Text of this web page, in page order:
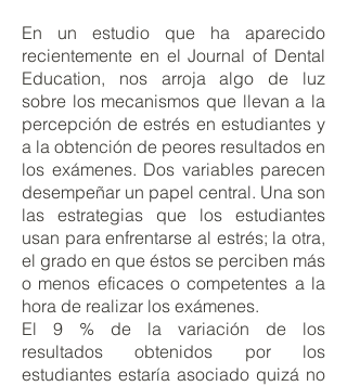
En un estudio que ha aparecido
recientemente en el Journal of Dental
Education, nos arroja algo de luz
sobre los mecanismos que llevan a la
percepción de estrés en estudiantes y
a la obtención de peores resultados en
los exámenes. Dos variables parecen
desempeñar un papel central. Una son
las estrategias que los estudiantes
usan para enfrentarse al estrés; la otra,
el grado en que éstos se perciben más
o menos eficaces o competentes a la
hora de realizar los exámenes.
El 9 % de la variación de los
resultados obtenidos por los
estudiantes estaría asociado quizá no